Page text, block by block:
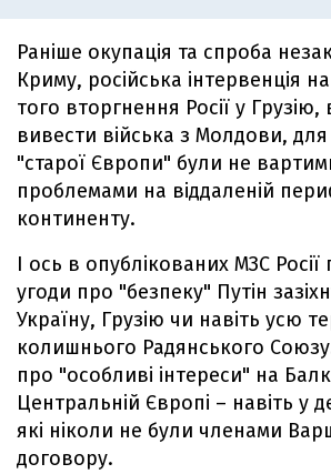
Раніше окупація та спроба
Криму, російська інтервенція
того вторгнення Росії у Грузію,
вивести війська з Молдови,
"старої Європи" були не
проблемами на віддаленій
континенту.
І ось в опублікованих МЗС Росії
угоди про "безпеку" Путін
Україну, Грузію чи навіть усю
колишнього Радянського
про "особливі інтереси" на
Центральній Європі – навіть у
які ніколи не були членами
договору.